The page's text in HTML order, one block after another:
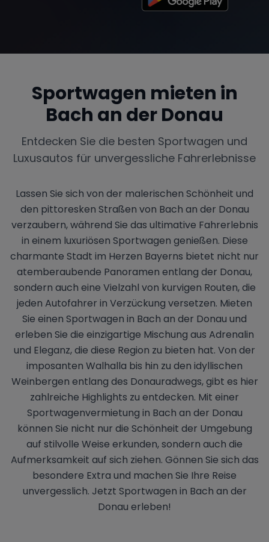
Sportwagen mieten in
Bach an der Donau
Entdecken Sie die besten Sportwagen und
Luxusautos für unvergessliche Fahrerlebnisse
Lassen Sie sich von der malerischen Schönheit und
den pittoresken Straßen von Bach an der Donau
verzaubern, während Sie das ultimative Fahrerlebnis
in einem luxuriösen Sportwagen genießen. Diese
charmante Stadt im Herzen Bayerns bietet nicht nur
atemberaubende Panoramen entlang der Donau,
sondern auch eine Vielzahl von kurvigen Routen, die
jeden Autofahrer in Verzückung versetzen. Mieten
Sie einen Sportwagen in Bach an der Donau und
erleben Sie die einzigartige Mischung aus Adrenalin
und Eleganz, die diese Region zu bieten hat. Von der
imposanten Walhalla bis hin zu den idyllischen
Weinbergen entlang des Donauradwegs, gibt es hier
zahlreiche Highlights zu entdecken. Mit einer
Sportwagenvermietung in Bach an der Donau
können Sie nicht nur die Schönheit der Umgebung
auf stilvolle Weise erkunden, sondern auch die
Aufmerksamkeit auf sich ziehen. Gönnen Sie sich das
besondere Extra und machen Sie Ihre Reise
unvergesslich. Jetzt Sportwagen in Bach an der
Donau erleben!